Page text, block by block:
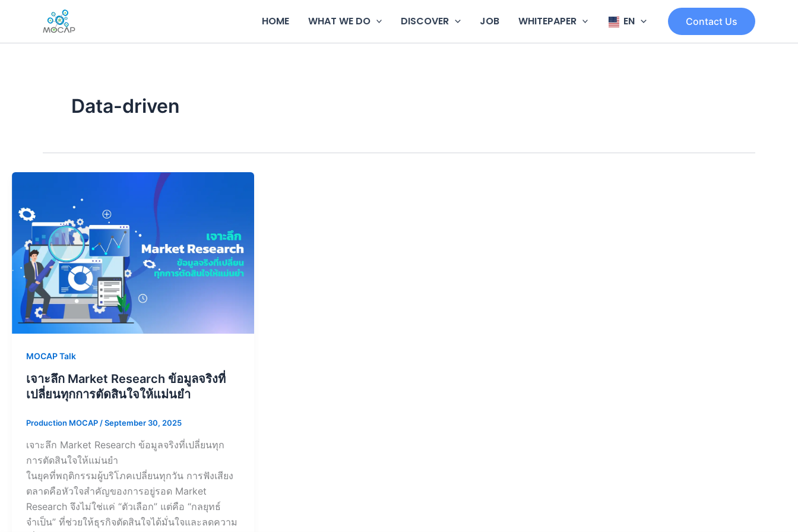
HOME WHAT WE DO DISCOVER JOB WHITEPAPER EN Contact Us
Data-driven
MOCAP Talk
เจาะลึก Market Research ข้อมูลจริงที่
เปลี่ยนทุกการตัดสินใจให้แม่นยำ
Production MOCAP /September 30, 2025
เจาะลึก Market Research ข้อมูลจริงที่เปลี่ยนทุก
การตัดสินใจให้แม่นยำ
ในยุคที่พฤติกรรมผู้บริโภคเปลี่ยนทุกวัน การฟังเสียง
ตลาดคือหัวใจสำคัญของการอยู่รอด Market
Research จึงไม่ใช่แค่ “ตัวเลือก” แต่คือ “กลยุทธ์
จำเป็น” ที่ช่วยให้ธุรกิจตัดสินใจได้มั่นใจและลดความ